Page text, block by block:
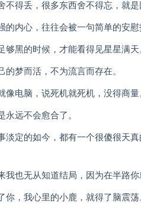
不得丢，很多东西舍不得忘，就
的内心，往往会被一句简单的安慰
够黑的时候，才能看得见星星满天
的梦而活，不为流言而存在。
像电脑，说死机就死机，没得商量
永远不会愈合了。
淡定的如今，都有一个很傻很天
我也无从知道结局，因为在半路你
你，我心里的小鹿，就得了脑震荡